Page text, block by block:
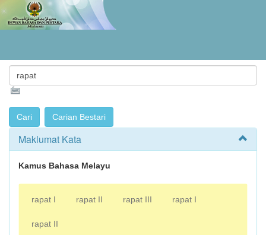
Maklumat Kata
Kamus Bahasa Melayu
rapat I rapat II rapat III rapat I
rapat II